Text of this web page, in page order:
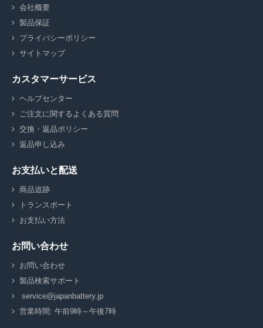
会社概要
製品保証
プライバシーポリシー
サイトマップ
カスタマーサービス
ヘルプセンター
ご注文に関するよくある質問
交換・返品ポリシー
返品申し込み
お支払いと配送
商品追跡
トランスポート
お支払い方法
お問い合わせ
お問い合わせ
製品検索サポート
service@japanbattery.jp
営業時間: 午前9時～午後7時